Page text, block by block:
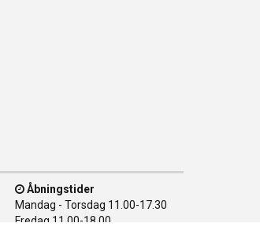
Åbningstider
Mandag - Torsdag 11.00-17.30
Fredag 11.00-18.00